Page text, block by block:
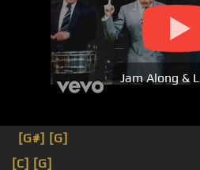
Jam Along &
[G#] [G]
[C] [G]